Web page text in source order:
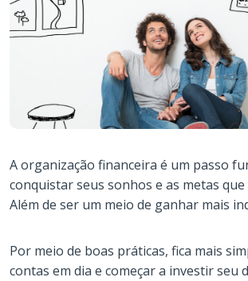
A organização financeira é um passo
conquistar seus sonhos e as metas que
Além de ser um meio de ganhar mais
Por meio de boas práticas, fica mais
contas em dia e começar a investir seu